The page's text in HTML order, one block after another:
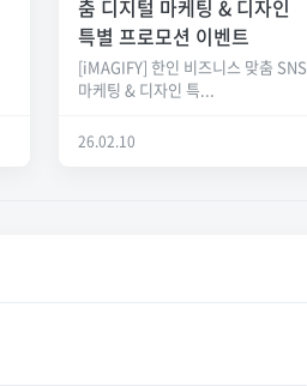
춤 디지털 마케팅 & 디자인
특별 프로모션 이벤트
[iMAGIFY] 한인 비즈니스 맞춤 SNS
마케팅 & 디자인 특...
26.02.10